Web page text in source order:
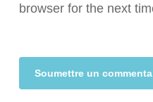
browser for the next